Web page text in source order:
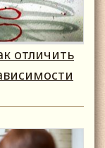
отличить